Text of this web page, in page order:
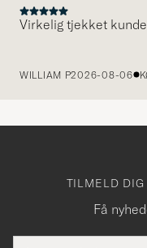
Virkelig tjekket
WILLIAM P2026-08-06
TILMELD
Få